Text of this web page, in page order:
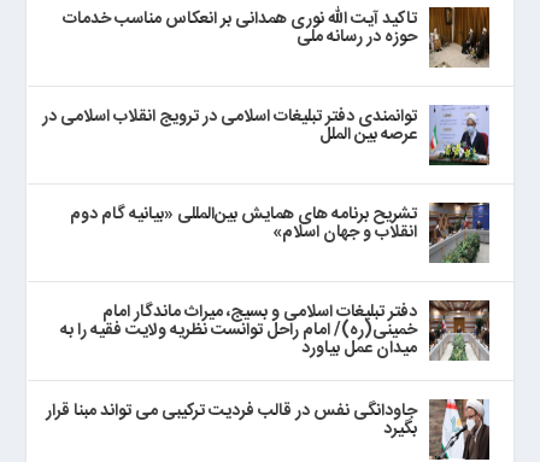
تاکید آیت الله نوری همدانی بر انعکاس مناسب خدمات
حوزه در رسانه ملی
توانمندی دفتر تبلیغات اسلامی در ترویج انقلاب اسلامی در
عرصه بین الملل
تشریح برنامه های همایش بین‌المللی «بیانیه گام دوم
انقلاب و جهان اسلام»
دفتر تبلیغات اسلامی و بسیج، میراث ماندگار امام
خمینی(ره)/ امام راحل توانست نظریه ولایت فقیه را به
میدان عمل بیاورد
جاودانگی نفس در قالب فردیت ترکیبی می تواند مبنا قرار
بگیرد